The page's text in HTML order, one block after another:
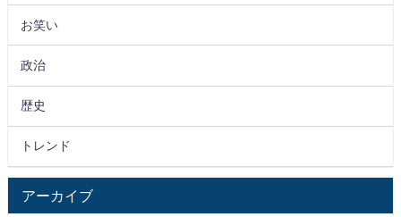
お笑い
政治
歴史
トレンド
アーカイブ